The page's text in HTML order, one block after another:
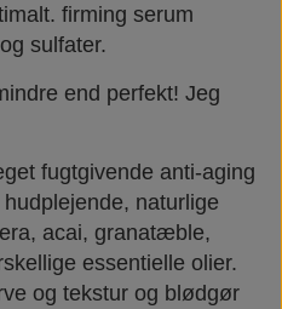
firming serum
sulfater.
end perfekt! Jeg
fugtgivende anti-aging
naturlige
acai, granatæble,
essentielle olier.
og tekstur og blødgør